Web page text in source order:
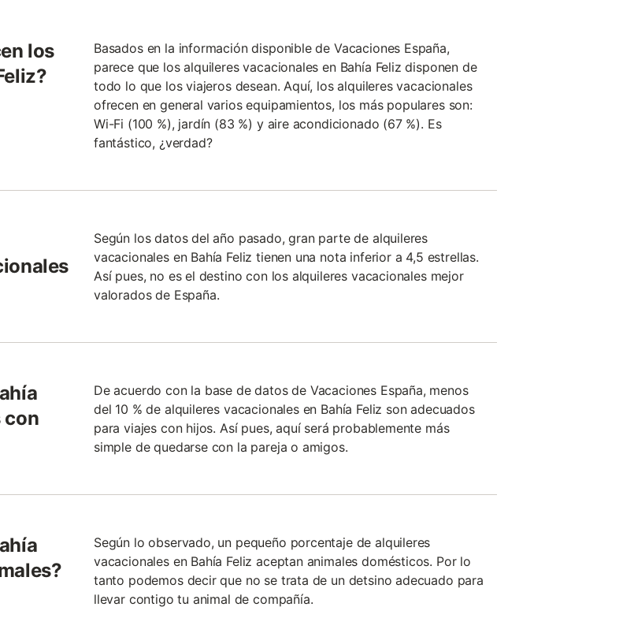
los
Basados en la información disponible de Vacaciones España,
parece que los alquileres vacacionales en Bahía Feliz disponen de
todo lo que los viajeros desean. Aquí, los alquileres vacacionales
ofrecen en general varios equipamientos, los más populares son:
Wi-Fi (100 %), jardín (83 %) y aire acondicionado (67 %). Es
fantástico, ¿verdad?
Según los datos del año pasado, gran parte de alquileres
vacacionales en Bahía Feliz tienen una nota inferior a 4,5 estrellas.
Así pues, no es el destino con los alquileres vacacionales mejor
valorados de España.
con
De acuerdo con la base de datos de Vacaciones España, menos
del 10 % de alquileres vacacionales en Bahía Feliz son adecuados
para viajes con hijos. Así pues, aquí será probablemente más
simple de quedarse con la pareja o amigos.
Según lo observado, un pequeño porcentaje de alquileres
vacacionales en Bahía Feliz aceptan animales domésticos. Por lo
tanto podemos decir que no se trata de un detsino adecuado para
llevar contigo tu animal de compañía.